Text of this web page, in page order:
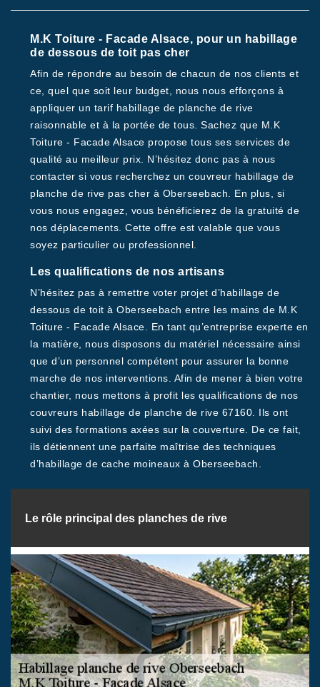
M.K Toiture - Facade Alsace, pour un habillage
de dessous de toit pas cher
Afin de répondre au besoin de chacun de nos clients et
ce, quel que soit leur budget, nous nous efforçons à
appliquer un tarif habillage de planche de rive
raisonnable et à la portée de tous. Sachez que M.K
Toiture - Facade Alsace propose tous ses services de
qualité au meilleur prix. N’hésitez donc pas à nous
contacter si vous recherchez un couvreur habillage de
planche de rive pas cher à Oberseebach. En plus, si
vous nous engagez, vous bénéficierez de la gratuité de
nos déplacements. Cette offre est valable que vous
soyez particulier ou professionnel.
Les qualifications de nos artisans
N’hésitez pas à remettre voter projet d’habillage de
dessous de toit à Oberseebach entre les mains de M.K
Toiture - Facade Alsace. En tant qu’entreprise experte en
la matière, nous disposons du matériel nécessaire ainsi
que d’un personnel compétent pour assurer la bonne
marche de nos interventions. Afin de mener à bien votre
chantier, nous mettons à profit les qualifications de nos
couvreurs habillage de planche de rive 67160. Ils ont
suivi des formations axées sur la couverture. De ce fait,
ils détiennent une parfaite maîtrise des techniques
d’habillage de cache moineaux à Oberseebach.
Le rôle principal des planches de rive